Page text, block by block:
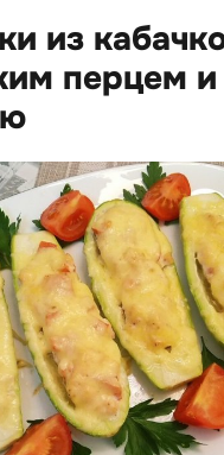
из
перцем и